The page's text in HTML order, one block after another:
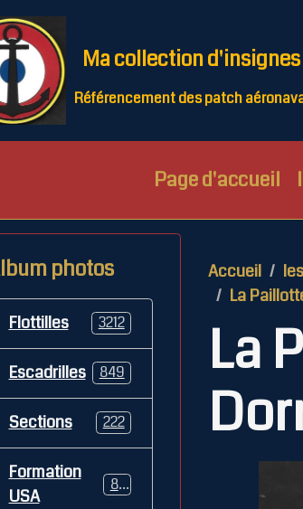
Ma collection
Référencement des patch
Page d'accueil
Accueil
La
La
photos
Flottilles 3212
Escadrilles 849
Sections 222
Formation
USA
84